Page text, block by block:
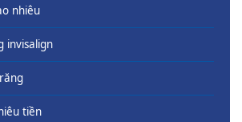
nhiêu
invisalign
tiền